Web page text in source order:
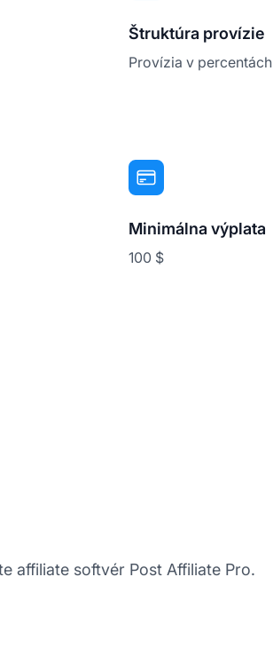
Štruktúra provízie
Provízia v percentách
Minimálna výplata
100 $
affiliate softvér Post Affiliate Pro.